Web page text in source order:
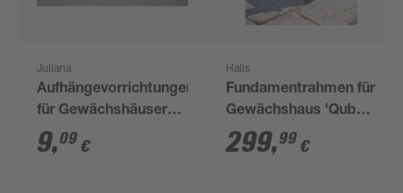
Juliana
Aufhängevorrichtungen
für Gewächshäuser
schwarz 20 Stück
9,09 €
Halls
Fundamentrahmen für
Gewächshaus 'Qube
610' 6,4 m²
299,99 €